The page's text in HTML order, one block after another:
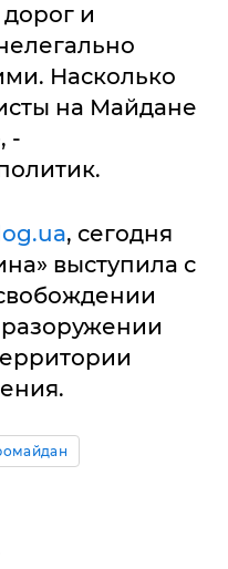
и
Насколько
на Майдане
-
, сегодня
выступила с